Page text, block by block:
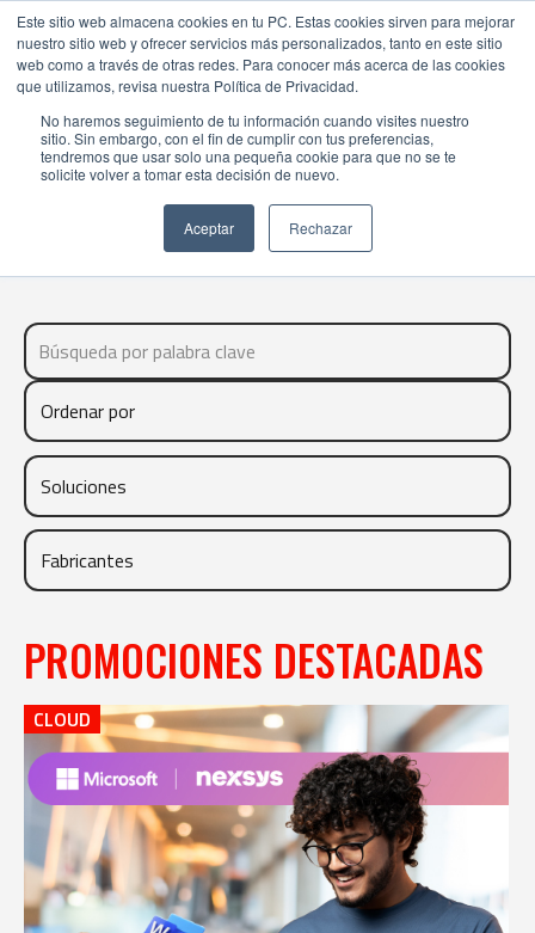
Este sitio web almacena cookies en tu PC. Estas cookies sirven para mejorar
nuestro sitio web y ofrecer servicios más personalizados, tanto en este sitio
web como a través de otras redes. Para conocer más acerca de las cookies
que utilizamos, revisa nuestra Política de Privacidad.
No haremos seguimiento de tu información cuando visites nuestro
sitio. Sin embargo, con el fin de cumplir con tus preferencias,
tendremos que usar solo una pequeña cookie para que no se te
solicite volver a tomar esta decisión de nuevo.
Aceptar Rechazar
PROMOCIONES
PROMOCIONES DESTACADAS
CLOUD